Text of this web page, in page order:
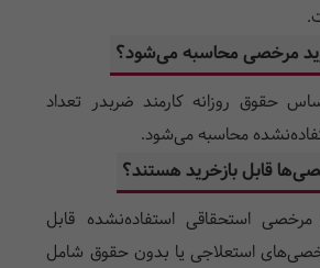
مرخصی محاسبه می‌شود؟
حقوق روزانه کارمند ضربدر تعداد
محاسبه می‌شود.
قابل بازخرید هستند؟
استحقاقی استفاده‌نشده قابل
استعلاجی یا بدون حقوق شامل